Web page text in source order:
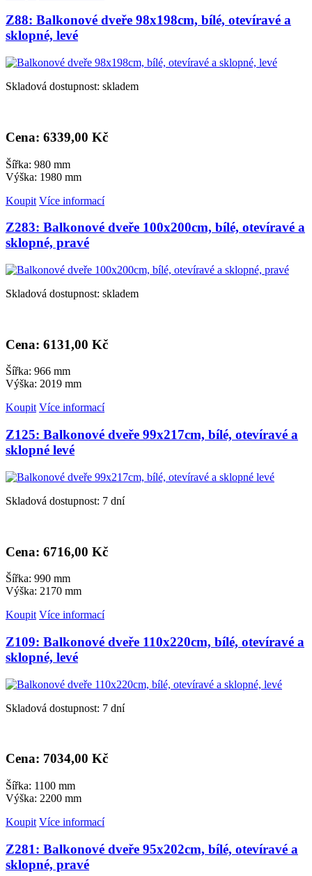
Z88: Balkonové dveře 98x198cm, bílé, otevíravé a
sklopné, levé
Skladová dostupnost: skladem
Cena: 6339,00 Kč
Šířka: 980 mm
Výška: 1980 mm
Koupit Více informací
Z283: Balkonové dveře 100x200cm, bílé, otevíravé a
sklopné, pravé
Skladová dostupnost: skladem
Cena: 6131,00 Kč
Šířka: 966 mm
Výška: 2019 mm
Koupit Více informací
Z125: Balkonové dveře 99x217cm, bílé, otevíravé a
sklopné levé
Skladová dostupnost: 7 dní
Cena: 6716,00 Kč
Šířka: 990 mm
Výška: 2170 mm
Koupit Více informací
Z109: Balkonové dveře 110x220cm, bílé, otevíravé a
sklopné, levé
Skladová dostupnost: 7 dní
Cena: 7034,00 Kč
Šířka: 1100 mm
Výška: 2200 mm
Koupit Více informací
Z281: Balkonové dveře 95x202cm, bílé, otevíravé a
sklopné, pravé